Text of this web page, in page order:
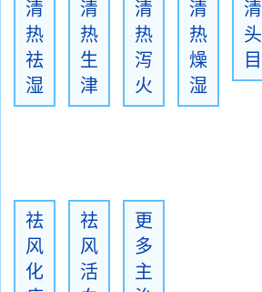
清
热
祛
湿
清
热
生
津
清
热
泻
火
清
热
燥
湿
清
头
目
祛
风
化
祛
风
活
更
多
主